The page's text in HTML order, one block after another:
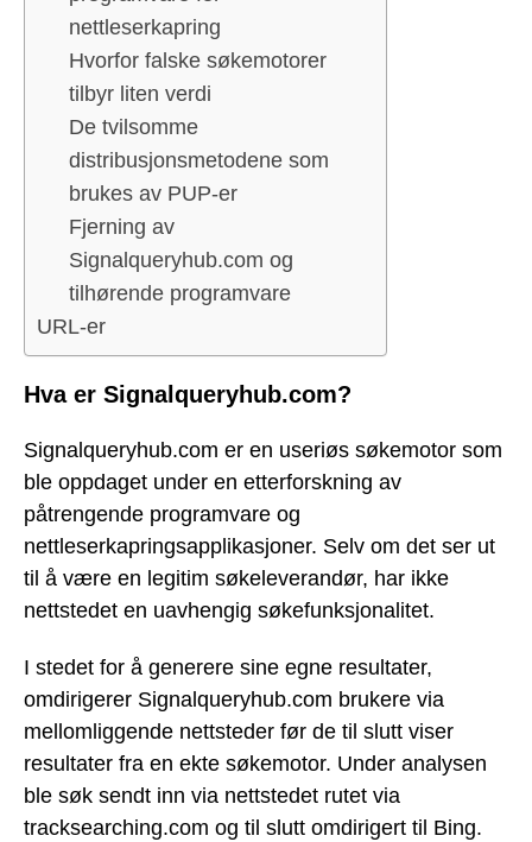
nettleserkapring
Hvorfor falske søkemotorer
tilbyr liten verdi
De tvilsomme
distribusjonsmetodene som
brukes av PUP-er
Fjerning av
Signalqueryhub.com og
tilhørende programvare
URL-er
Hva er Signalqueryhub.com?
Signalqueryhub.com er en useriøs søkemotor som
ble oppdaget under en etterforskning av
påtrengende programvare og
nettleserkapringsapplikasjoner. Selv om det ser ut
til å være en legitim søkeleverandør, har ikke
nettstedet en uavhengig søkefunksjonalitet.
I stedet for å generere sine egne resultater,
omdirigerer Signalqueryhub.com brukere via
mellomliggende nettsteder før de til slutt viser
resultater fra en ekte søkemotor. Under analysen
ble søk sendt inn via nettstedet rutet via
tracksearching.com og til slutt omdirigert til Bing.